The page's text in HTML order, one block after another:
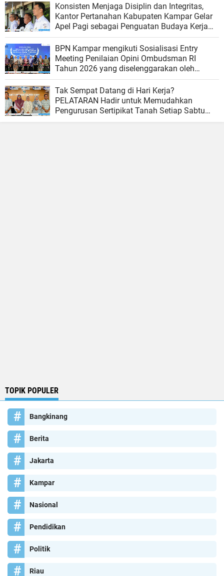
Konsisten Menjaga Disiplin dan Integritas,
Kantor Pertanahan Kabupaten Kampar Gelar
Apel Pagi sebagai Penguatan Budaya Kerja
Organisasi
BPN Kampar mengikuti Sosialisasi Entry
Meeting Penilaian Opini Ombudsman RI
Tahun 2026 yang diselenggarakan oleh
Ombudsman RI
Tak Sempat Datang di Hari Kerja?
PELATARAN Hadir untuk Memudahkan
Pengurusan Sertipikat Tanah Setiap Sabtu
TOPIK POPULER
Bangkinang
Berita
Jakarta
Kampar
Nasional
Pendidikan
Politik
Riau